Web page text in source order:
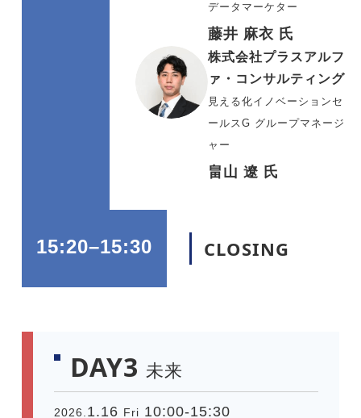
データマーケター
藤井 麻衣 氏
株式会社プラスアルフ
ァ・コンサルティング
見える化イノベーションセ
ールスG グループマネージ
ャー
畠山 遼 氏
15:20–15:30 CLOSING
DAY3 未来
2026.1.16 Fri 10:00-15:30